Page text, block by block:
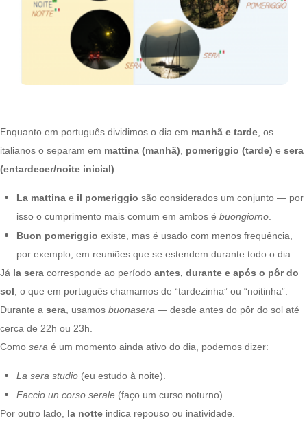
Enquanto em português dividimos o dia em manhã e tarde , os
italianos o separam em mattina (manhã) pomeriggio (tarde) e sera
(entardecer/noite inicial)
La mattina e il pomeriggio são considerados um conjunto — por
isso o cumprimento mais comum em ambos é buongiorno
Buon pomeriggio existe, mas é usado com menos frequência,
por exemplo, em reuniões que se estendem durante todo o dia.
Já la sera corresponde ao período antes, durante e após o pôr do
sol , o que em português chamamos de “tardezinha” ou “noitinha”.
Durante a sera , usamos buonasera — desde antes do pôr do sol até
cerca de 22h ou 23h.
Como sera é um momento ainda ativo do dia, podemos dizer:
La sera studio (eu estudo à noite).
Faccio un corso serale (faço um curso noturno).
Por outro lado, la notte indica repouso ou inatividade.